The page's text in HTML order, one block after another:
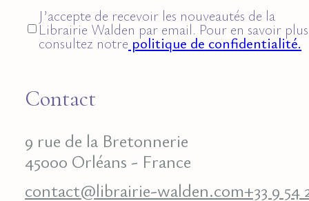
J’accepte de recevoir les nouveautés de la
Librairie Walden par email. Pour en savoir
consultez notre politique de confidentialité.
Contact
9 rue de la Bretonnerie
45000 Orléans - France
contact@librairie-walden.com+33 9 54